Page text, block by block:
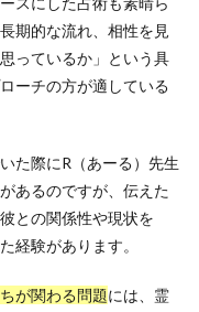
期的な流れ、相性を見
っているか」という具
ーチの方が適している
た際にR（あーる）先生
あるのですが、伝えた
との関係性や現状を
経験があります。
が関わる問題には、霊